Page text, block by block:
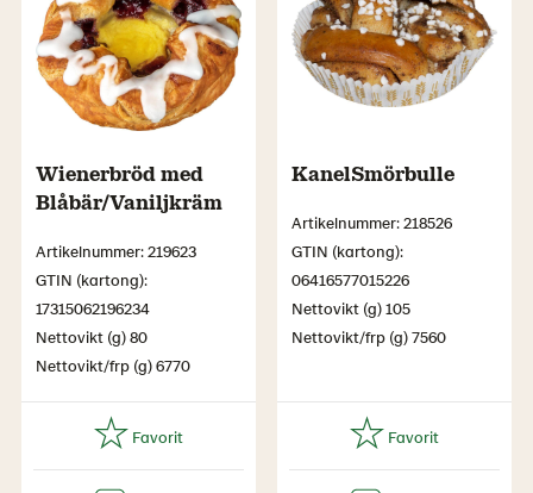
Wienerbröd med
Blåbär/Vaniljkräm
Artikelnummer: 219623
GTIN (kartong):
17315062196234
Nettovikt (g) 80
Nettovikt/frp (g) 6770
KanelSmörbulle
Artikelnummer: 218526
GTIN (kartong):
06416577015226
Nettovikt (g) 105
Nettovikt/frp (g) 7560